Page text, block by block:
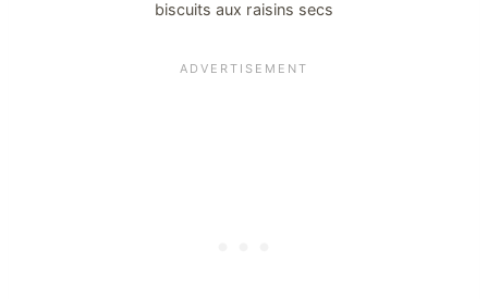
biscuits aux raisins secs